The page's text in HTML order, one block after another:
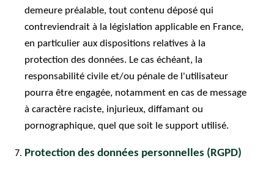
demeure préalable, tout contenu déposé qui
contreviendrait à la législation applicable en France,
en particulier aux dispositions relatives à la
protection des données. Le cas échéant, la
responsabilité civile et/ou pénale de l'utilisateur
pourra être engagée, notamment en cas de message
à caractère raciste, injurieux, diffamant ou
pornographique, quel que soit le support utilisé.
Protection des données personnelles (RGPD)